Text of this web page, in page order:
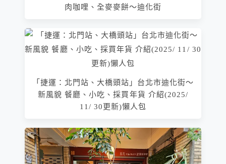
肉咖哩、全麥麥餅～迪化街
「捷運：北門站、大橋頭站」台北市迪化街～
新風貌 餐廳、小吃、採買年貨 介紹(2025/
11/ 30更新)懶人包